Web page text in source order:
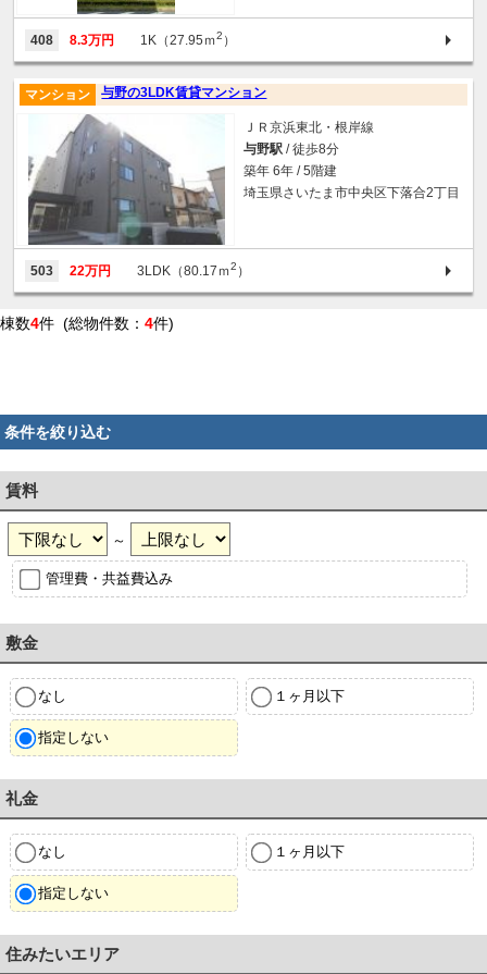
408 8.3万円 1K（27.95ｍ2 ）
与野の3LDK賃貸マンション
マンション
ＪＲ京浜東北・根岸線
与野駅 / 徒歩8分
築年 6年 / 5階建
埼玉県さいたま市中央区下落合2丁目
503 22万円 3LDK（80.17ｍ2 ）
棟数4件 (総物件数： 4件)
条件を絞り込む
賃料
～
管理費・共益費込み
敷金
なし １ヶ月以下
指定しない
礼金
なし １ヶ月以下
指定しない
住みたいエリア